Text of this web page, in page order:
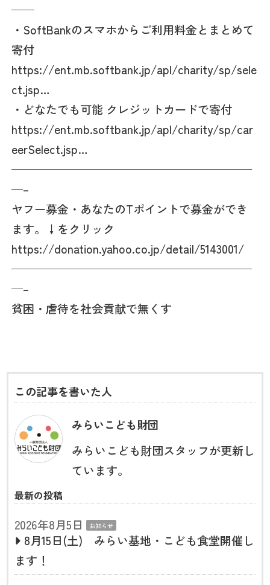
——
・SoftBankのスマホからご利用料金とまとめて
寄付
https://ent.mb.softbank.jp/apl/charity/sp/sele
ct.jsp…
・どなたでも可能 クレジットカードで寄付
https://ent.mb.softbank.jp/apl/charity/sp/car
eerSelect.jsp…
—————————————————————
—–
ヤフー募金・あなたのTポイントで募金ができ
ます。↓をクリック
https://donation.yahoo.co.jp/detail/5143001/
—————————————————————
—–
貧困・虐待を社会貢献で無くす
この記事を書いた人
みらいこども財団
みらいこども財団スタッフが更新し
ています。
最新の投稿
2026年8月5日 お知らせ
8月15日(土) みらい基地・こども食堂開催し
ます！